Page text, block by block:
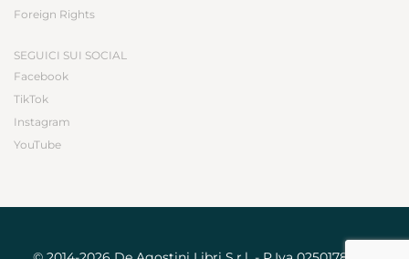
Foreign Rights
SEGUICI SUI SOCIAL
Facebook
TikTok
Instagram
YouTube